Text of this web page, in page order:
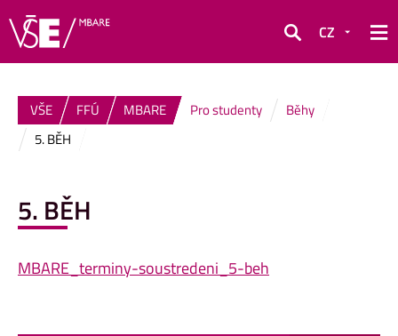
Hledat
CZ
VŠE FFÚ MBARE Pro studenty
Běhy
5. BĚH
5. BĚH
MBARE_terminy-soustredeni_5-beh